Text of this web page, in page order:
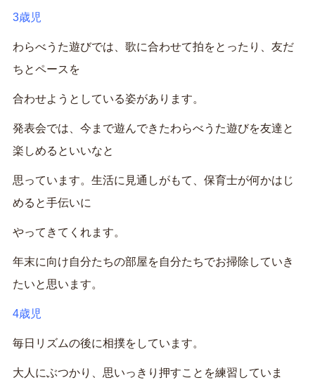
3歳児
わらべうた遊びでは、歌に合わせて拍をとったり、友だ
ちとペースを
合わせようとしている姿があります。
発表会では、今まで遊んできたわらべうた遊びを友達と
楽しめるといいなと
思っています。生活に見通しがもて、保育士が何かはじ
めると手伝いに
やってきてくれます。
年末に向け自分たちの部屋を自分たちでお掃除していき
たいと思います。
4歳児
毎日リズムの後に相撲をしています。
大人にぶつかり、思いっきり押すことを練習していま